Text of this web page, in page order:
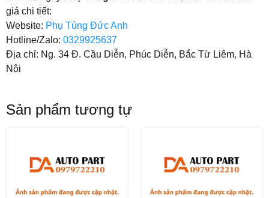
giá chi tiết:
Website: Phụ Tùng Đức Anh
Hotline/Zalo: 0329925637
Địa chỉ: Ng. 34 Đ. Cầu Diễn, Phúc Diễn, Bắc Từ Liêm, Hà
Nội
Sản phẩm tương tự